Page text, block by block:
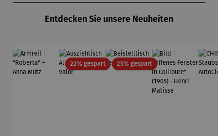
Entdecken Sie unsere Neuheiten
22% gespartRabatt25% gespartRabatt